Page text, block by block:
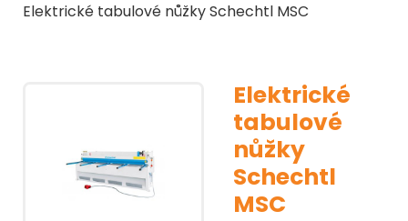
Elektrické tabulové nůžky Schechtl MSC
Elektrické
tabulové
nůžky
Schechtl
MSC